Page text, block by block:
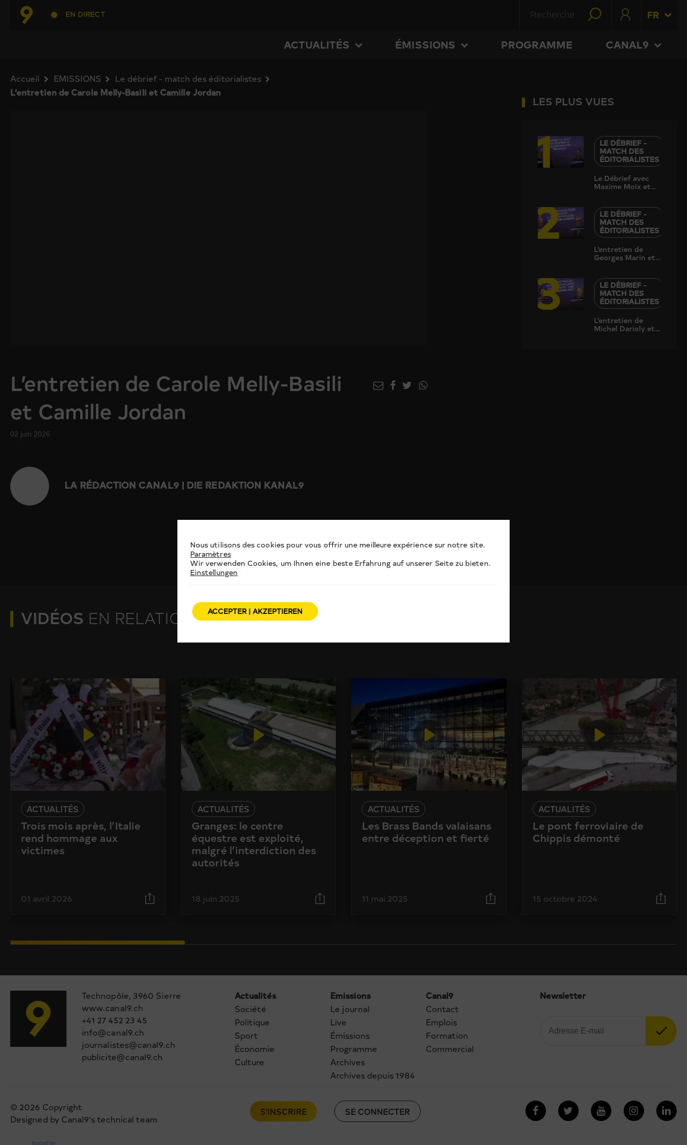
EN DIRECT FR
ACTUALITÉS ÉMISSIONS PROGRAMME CANAL9
Accueil EMISSIONS
Le débrief - match des éditorialistes
L’entretien de Carole Melly-Basili et Camille Jordan
L’entretien de Carole Melly-Basili
et Camille Jordan
02 juin 2026
LA RÉDACTION CANAL9 | DIE REDAKTION KANAL9
LES PLUS VUES
1
LE DÉBRIEF -
MATCH DES
ÉDITORIALISTES
Le Débrief avec
Maxime Moix et
2
LE DÉBRIEF -
MATCH DES
ÉDITORIALISTES
L’entretien de
Georges Marin et
Grégoire Dussex
3
LE DÉBRIEF -
MATCH DES
ÉDITORIALISTES
L’entretien de
Michel Darioly et
VIDÉOS EN RELATION
ACTUALITÉS
Trois mois après, l’Italie
rend hommage aux
victimes
01 avril 2026
ACTUALITÉS
Granges: le centre
équestre est exploité,
malgré l’interdiction des
autorités
18 juin 2025
ACTUALITÉS
Les Brass Bands valaisans
entre déception et fierté
11 mai 2025
ACTUALITÉS
Le pont ferroviaire de
Chippis démonté
15 octobre 2024
Technopôle, 3960 Sierre
www.canal9.ch
+41 27 452 23 45
info@canal9.ch
journalistes@canal9.ch
publicite@canal9.ch
Actualités
Société
Politique
Sport
Économie
Culture
Emissions
Le journal
Live
Émissions
Programme
Archives
Archives depuis 1984
Canal9
Contact
Emplois
Formation
Commercial
Newsletter
© 2026 Copyright
Designed by Canal9's technical team
S'INSCRIRE SE CONNECTER
Nous utilisons des cookies pour vous offrir une meilleure expérience sur notre site.
Paramètres
Wir verwenden Cookies, um Ihnen eine beste Erfahrung auf unserer Seite zu bieten.
Einstellungen
ACCEPTER | AKZEPTIEREN